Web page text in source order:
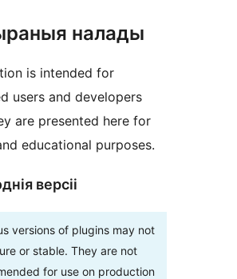
налады
is intended for
users and developers
are presented here for
educational purposes.
версіі
versions of plugins may not
or stable. They are not
for use on production